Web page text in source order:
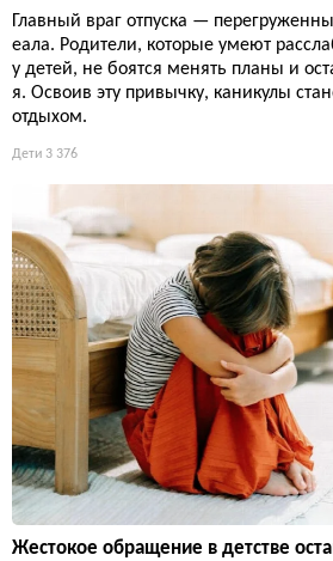
Главный враг отпуска —
еала. Родители, которые умеют
у детей, не боятся менять планы и
я. Освоив эту привычку, каникулы
отдыхом.
Дети 3 376
Жестокое обращение в детстве